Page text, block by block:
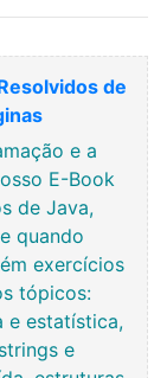
de
e a
E-Book
de Java,
quando
exercícios
tópicos:
e estatística,
e